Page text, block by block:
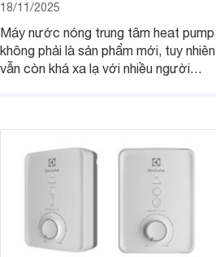
18/11/2025
Máy nước nóng trung tâm heat pump
không phải là sản phẩm mới, tuy nhiên
vẫn còn khá xa lạ với nhiều người
về dòng sản phẩm này.